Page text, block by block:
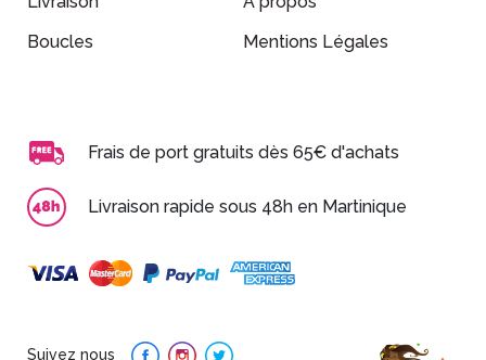
Boucles
Mentions Légales
Frais de port gratuits dès 65€ d'achats
Livraison rapide sous 48h en Martinique
Suivez nous